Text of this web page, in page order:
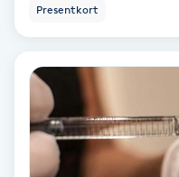
Gravidyoga
Gruppträning
Gua Sha-massage
Presentkort